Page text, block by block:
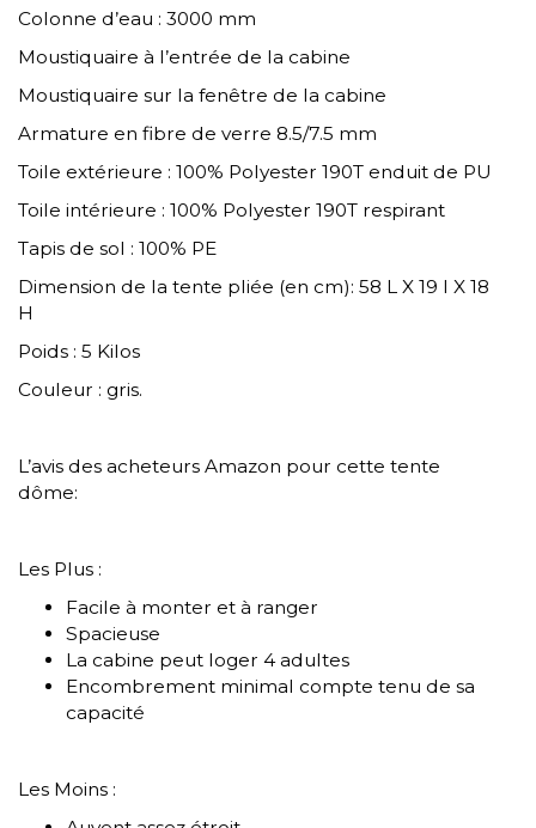
Colonne d’eau : 3000 mm
Moustiquaire à l’entrée de la cabine
Moustiquaire sur la fenêtre de la cabine
Armature en fibre de verre 8.5/7.5 mm
Toile extérieure : 100% Polyester 190T enduit de PU
Toile intérieure : 100% Polyester 190T respirant
Tapis de sol : 100% PE
Dimension de la tente pliée (en cm): 58 L X 19 l X 18
H
Poids : 5 Kilos
Couleur : gris.
L’avis des acheteurs Amazon pour cette tente
dôme:
Les Plus :
Facile à monter et à ranger
Spacieuse
La cabine peut loger 4 adultes
Encombrement minimal compte tenu de sa
capacité
Les Moins :